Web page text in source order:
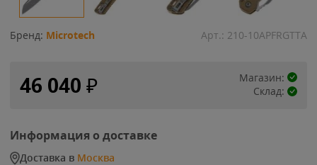
Бренд: Microtech Арт.: 210-10APFRGTTA
46 040 ₽
Магазин:
Склад:
Информация о доставке
Доставка в Москва